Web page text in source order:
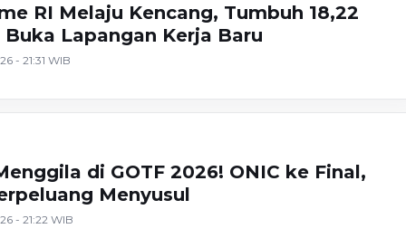
RI Melaju Kencang, Tumbuh 18,22
Buka Lapangan Kerja Baru
- 21:31 WIB
di GOTF 2026! ONIC ke Final,
Menyusul
- 21:22 WIB